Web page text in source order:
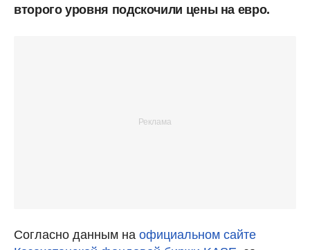
второго уровня подскочили цены на евро.
Согласно данным на официальном сайте